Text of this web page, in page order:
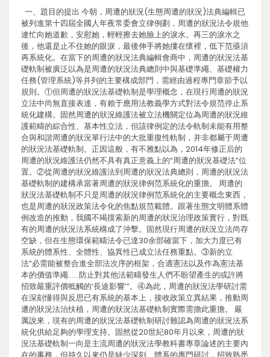
一、題目的提出 今朝，周遭的狀況(生態周遭的狀況)法典編輯已
被列進第十四屆全國人年夜常委會立律例劃，周遭的狀況法令規他
連忙向她道歉，安慰她，輕輕擦去她臉上的淚水。再三的淚水之
後，他還是止不住她的眼淚，最後伸手將她摟在懷裡，低下范亟須
再系統化。在當下的周遭的狀況法典編輯會商中，周遭的狀況法基
礎軌制被廣泛以為是周遭的狀況法典總則中與基礎準繩、基礎權力
任務(管理系統)等并列的主要構成部門，需經由過程專門章節予以
規則。①但周遭的狀況法基礎軌制是學理概念，在現行周遭的狀況
立法中尚無直接表達，有賴于應用法教義學方式對法令規范停止系
統化建構。固然周遭的狀況維護法被立法機關定位為周遭的狀況維
護範疇的綜合性、基本性立法，但該律例定的法令軌制未能有用整
合與和諧周遭的狀況單行法中的大批重復性軌制，并非都屬于周遭
的狀況法基礎軌制。正因這般，有不雅點以為，2014年修正后的
周遭的狀況維護法仍然不具有真正意義上的“周遭的狀況基礎法”位
置。②從周遭的狀況維護法到周遭的狀況法典總則，周遭的狀況法
基礎軌制的建構承當著周遭的狀況律例范系統化的重擔。 周遭的
狀況法基礎軌制不只是周遭的狀況律例范系統化的主要概念東西，
也是周遭的狀況政策法令化的焦點規范載體。跟著生態文明體系體
例改造的推動，我國不竭摸索新的周遭的狀況治理政策實行，對既
有的周遭的狀況法系統構成了沖擊。固然現行周遭的狀況立法尚存
空缺，但在生態環保範疇法令已達30余部確當下，加大力度已有
系統的體系性、全體性、協異性已成立法任務重點。③新的立
法“必需能被整合進全部法次序的框架，合適憲法以及作為憲法基
本的價值準繩……防止對其他法範疇發生人們不盼望產生的或許將
招致嚴重評價牴觸的‘長途影響’”。④為此，周遭的狀況法學研討需
在深刻懂得與反思已有系統的基本上，接收政策立異結果，推動周
遭的狀況法治扶植，周遭的狀況法基礎軌制實際需擔此重擔。 嚴
厲說來，現有的周遭的狀況法基礎軌制研討難認為周遭的狀況法系
統化供給足夠的學理支持。固然從20世紀80年月以來，周遭的狀
況法基礎軌制一向是主流周遭的狀況法學教科書專章論述的主要內